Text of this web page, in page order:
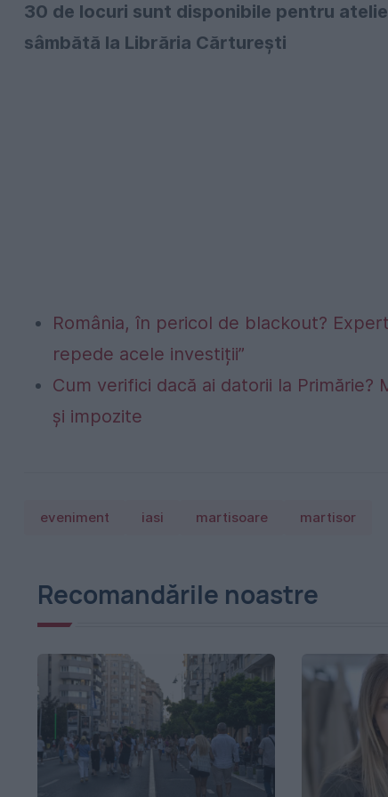
30 de locuri sunt disponibile pentru
sâmbătă la Librăria Cărtureşti
România, în pericol de blackout?
repede acele investiții”
Cum verifici dacă ai datorii la
și impozite
eveniment iasi martisoare martisor
Recomandările noastre